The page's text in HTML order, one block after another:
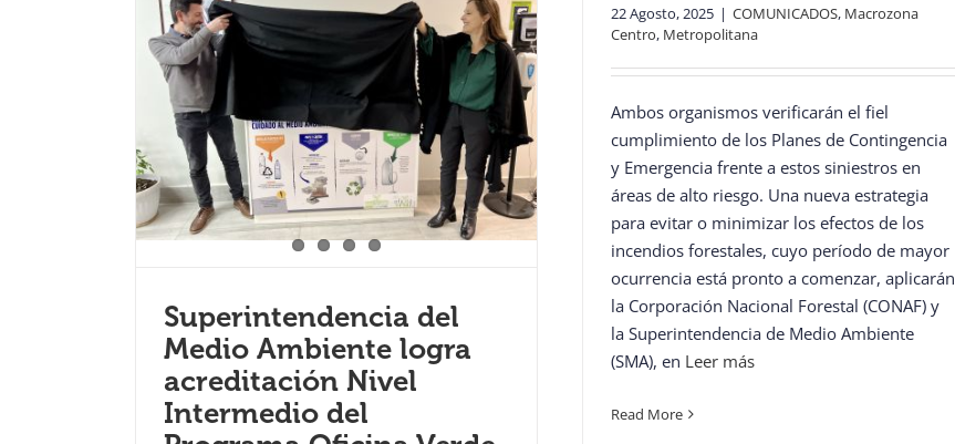
22 Agosto, 2025 | COMUNICADOS, Macrozona
Centro, Metropolitana
Ambos organismos verificarán el fiel
cumplimiento de los Planes de Contingencia
y Emergencia frente a estos siniestros en
áreas de alto riesgo. Una nueva estrategia
para evitar o minimizar los efectos de los
incendios forestales, cuyo período de mayor
ocurrencia está pronto a comenzar, aplicarán
la Corporación Nacional Forestal (CONAF) y
la Superintendencia de Medio Ambiente
(SMA), en Leer más
Read More
Superintendencia del
Medio Ambiente logra
acreditación Nivel
Intermedio del